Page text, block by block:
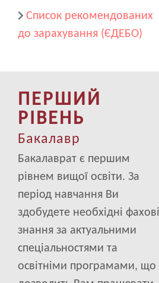
Список рекомендованих
до зарахування (ЄДЕБО)
ПЕРШИЙ
РІВЕНЬ
Бакалавр
Бакалаврат є першим
рівнем вищої освіти. За
період навчання Ви
здобудете необхідні фахові
знання за актуальними
спеціальностями та
освітніми програмами, що